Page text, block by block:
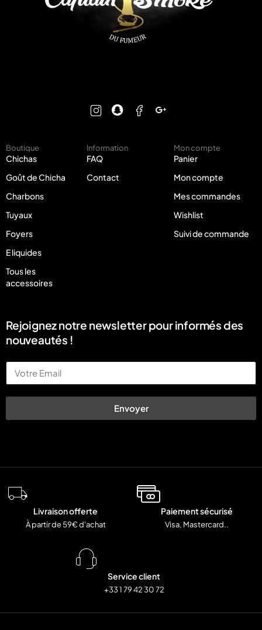
Boutique
Chichas
Goût de Chicha
Charbons
Tuyaux
Foyers
E liquides
Tous les
accessoires
Information
FAQ
Contact
Mon compte
Panier
Mon compte
Mes commandes
Wishlist
Suivi de commande
Rejoignez notre newsletter pour informés des
nouveautés !
Envoyer
Livraison offerte
À partir de 59€ d'achat
Paiement sécurisé
Visa, Mastercard..
Service client
+33 1 79 42 30 72